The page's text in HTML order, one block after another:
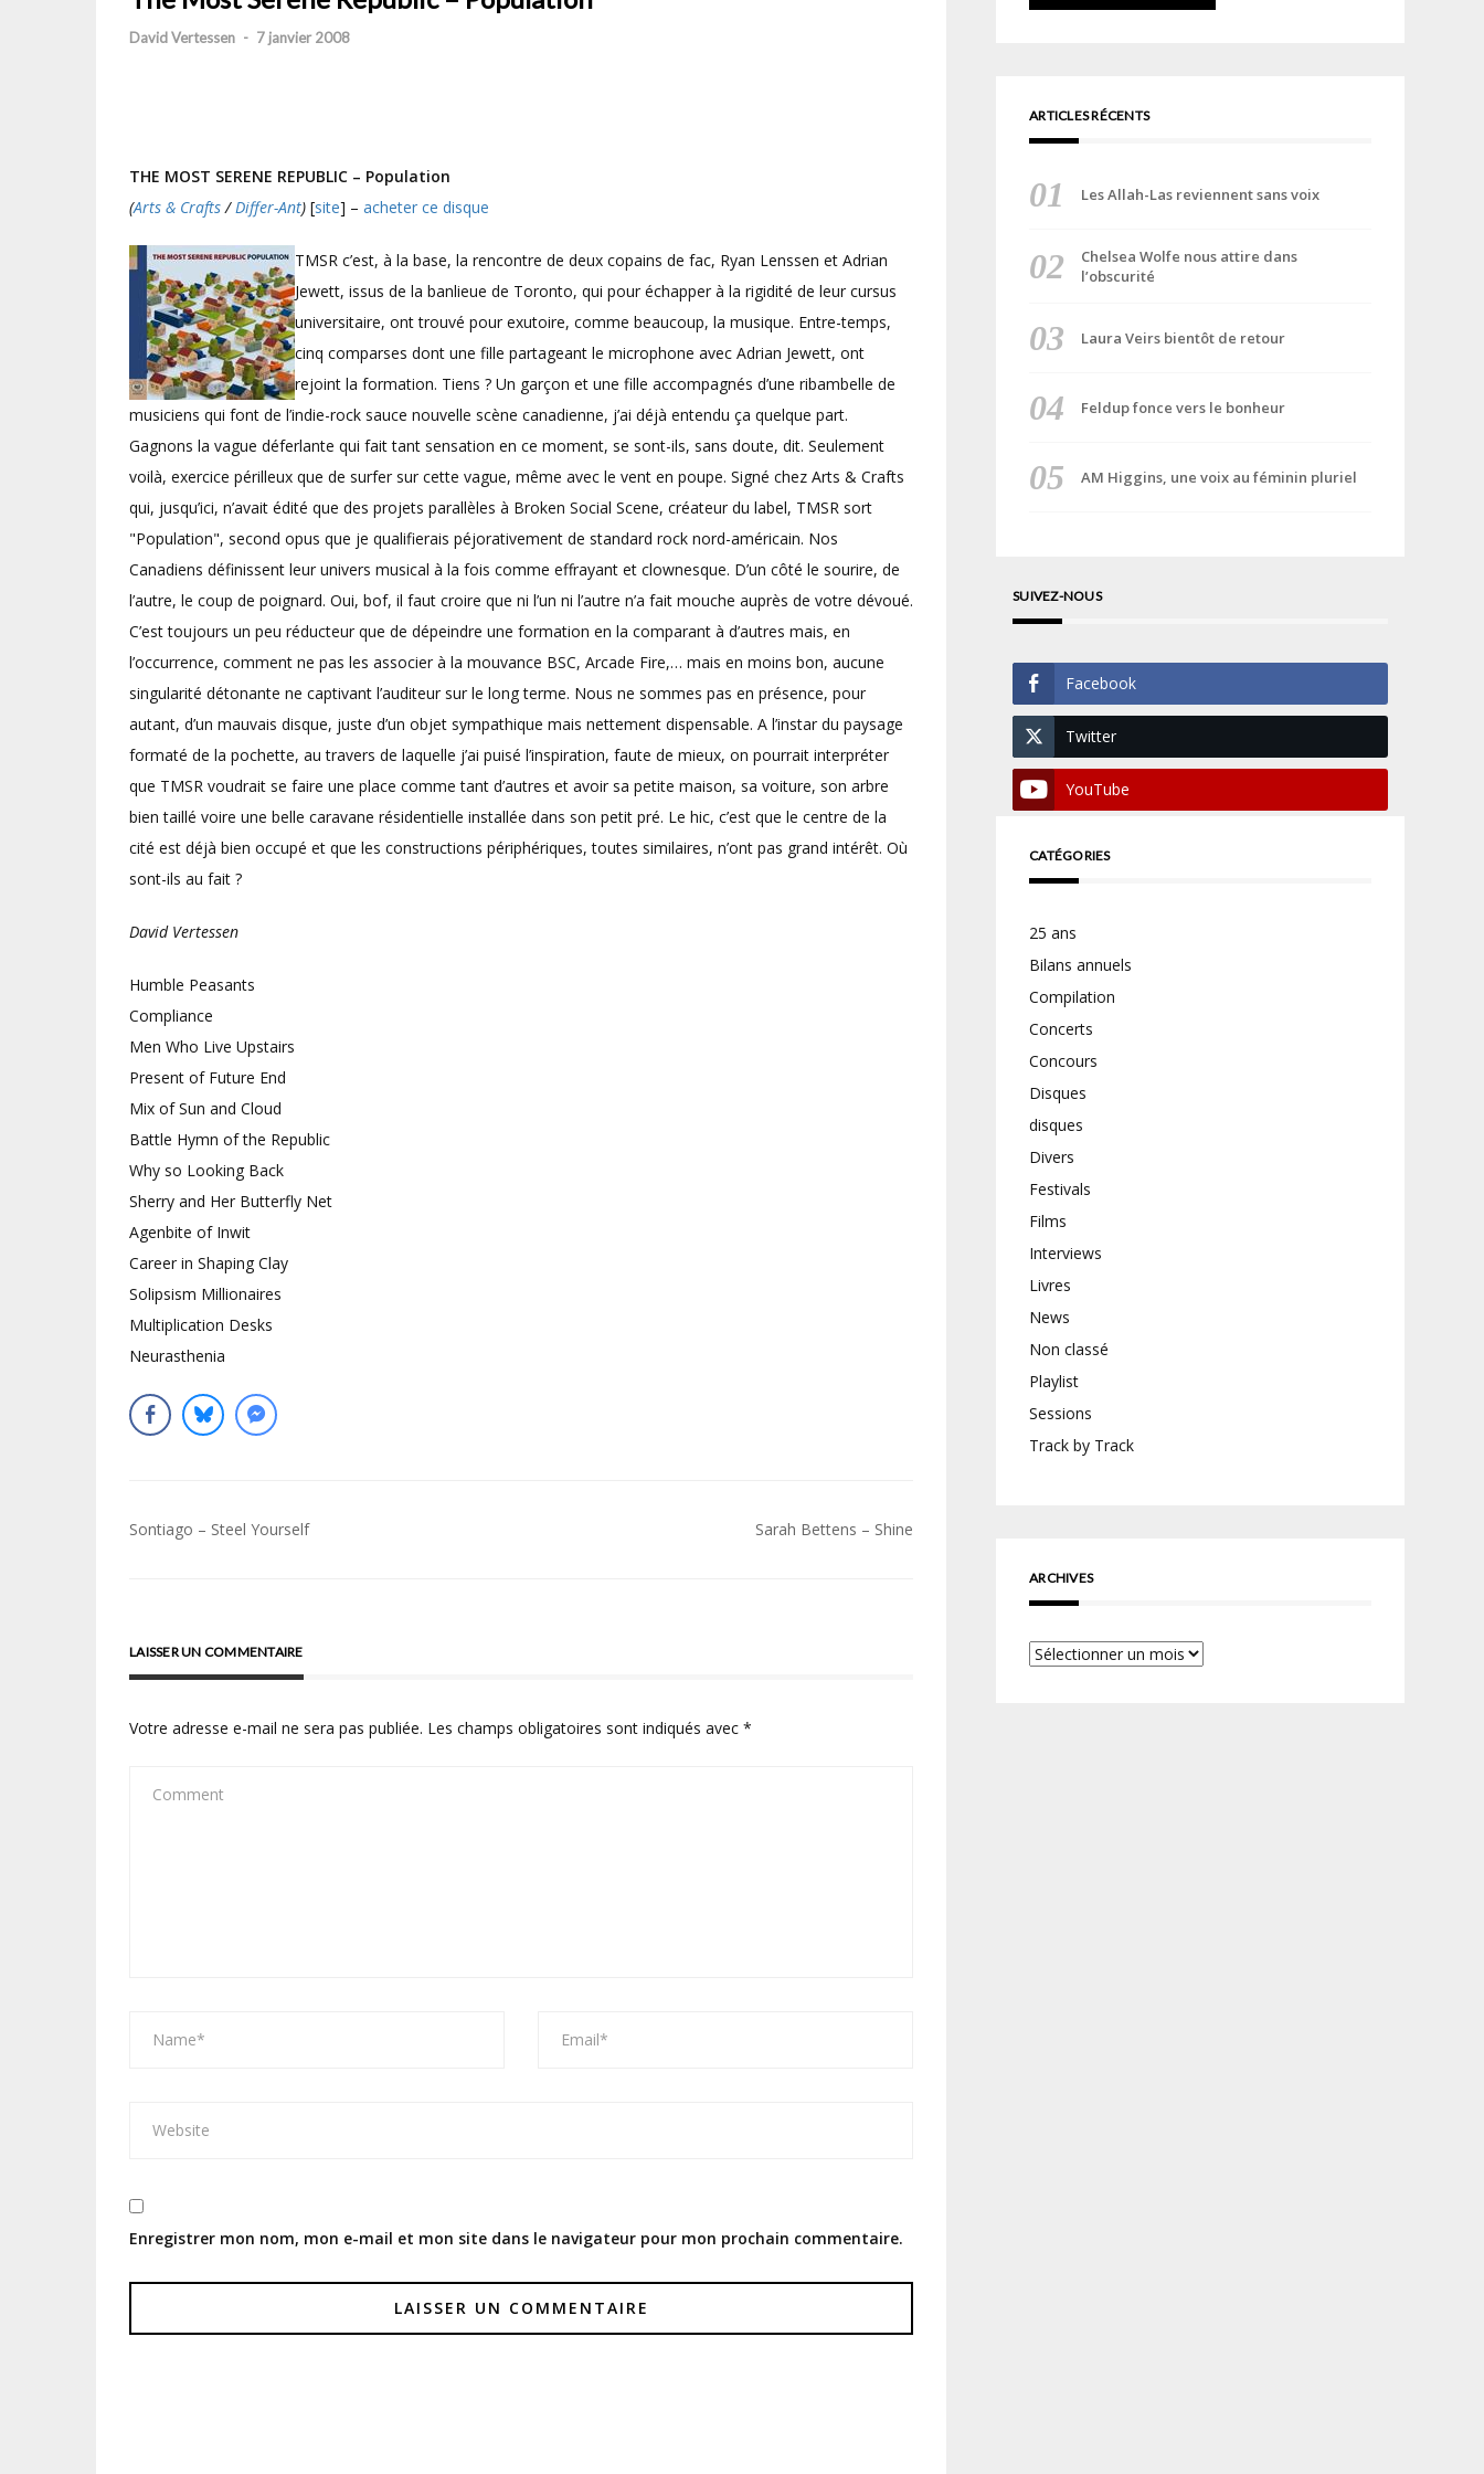
David Vertessen - 7 janvier 2008
THE MOST SERENE REPUBLIC – Population
(Arts & Crafts/Differ-Ant) [site] – acheter ce disque
TMSR c’est, à la base, la rencontre de deux copains de fac, Ryan Lenssen et Adrian
Jewett, issus de la banlieue de Toronto, qui pour échapper à la rigidité de leur cursus
universitaire, ont trouvé pour exutoire, comme beaucoup, la musique. Entre-temps,
cinq comparses dont une fille partageant le microphone avec Adrian Jewett, ont
rejoint la formation. Tiens ? Un garçon et une fille accompagnés d’une ribambelle de
musiciens qui font de l’indie-rock sauce nouvelle scène canadienne, j’ai déjà entendu ça quelque part.
Gagnons la vague déferlante qui fait tant sensation en ce moment, se sont-ils, sans doute, dit. Seulement
voilà, exercice périlleux que de surfer sur cette vague, même avec le vent en poupe. Signé chez Arts & Crafts
qui, jusqu’ici, n’avait édité que des projets parallèles à Broken Social Scene, créateur du label, TMSR sort
"Population", second opus que je qualifierais péjorativement de standard rock nord-américain. Nos
Canadiens définissent leur univers musical à la fois comme effrayant et clownesque. D’un côté le sourire, de
l’autre, le coup de poignard. Oui, bof, il faut croire que ni l’un ni l’autre n’a fait mouche auprès de votre dévoué.
C’est toujours un peu réducteur que de dépeindre une formation en la comparant à d’autres mais, en
l’occurrence, comment ne pas les associer à la mouvance BSC, Arcade Fire,… mais en moins bon, aucune
singularité détonante ne captivant l’auditeur sur le long terme. Nous ne sommes pas en présence, pour
autant, d’un mauvais disque, juste d’un objet sympathique mais nettement dispensable. A l’instar du paysage
formaté de la pochette, au travers de laquelle j’ai puisé l’inspiration, faute de mieux, on pourrait interpréter
que TMSR voudrait se faire une place comme tant d’autres et avoir sa petite maison, sa voiture, son arbre
bien taillé voire une belle caravane résidentielle installée dans son petit pré. Le hic, c’est que le centre de la
cité est déjà bien occupé et que les constructions périphériques, toutes similaires, n’ont pas grand intérêt. Où
sont-ils au fait ?
David Vertessen
Humble Peasants
Compliance
Men Who Live Upstairs
Present of Future End
Mix of Sun and Cloud
Battle Hymn of the Republic
Why so Looking Back
Sherry and Her Butterfly Net
Agenbite of Inwit
Career in Shaping Clay
Solipsism Millionaires
Multiplication Desks
Neurasthenia
Navigation
Sontiago – Steel Yourself Sarah Bettens – Shine
LAISSER UN COMMENTAIRE
Votre adresse e-mail ne sera pas publiée. Les champs obligatoires sont indiqués avec *
Enregistrer mon nom, mon e-mail et mon site dans le navigateur pour mon prochain commentaire.
ARTICLES RÉCENTS
Les Allah-Las reviennent sans voix
Chelsea Wolfe nous attire dans
l’obscurité
Laura Veirs bientôt de retour
Feldup fonce vers le bonheur
AM Higgins, une voix au féminin pluriel
SUIVEZ-NOUS
Facebook
Twitter
YouTube
CATÉGORIES
25 ans
Bilans annuels
Compilation
Concerts
Concours
Disques
disques
Divers
Festivals
Films
Interviews
Livres
News
Non classé
Playlist
Sessions
Track by Track
ARCHIVES
Archives